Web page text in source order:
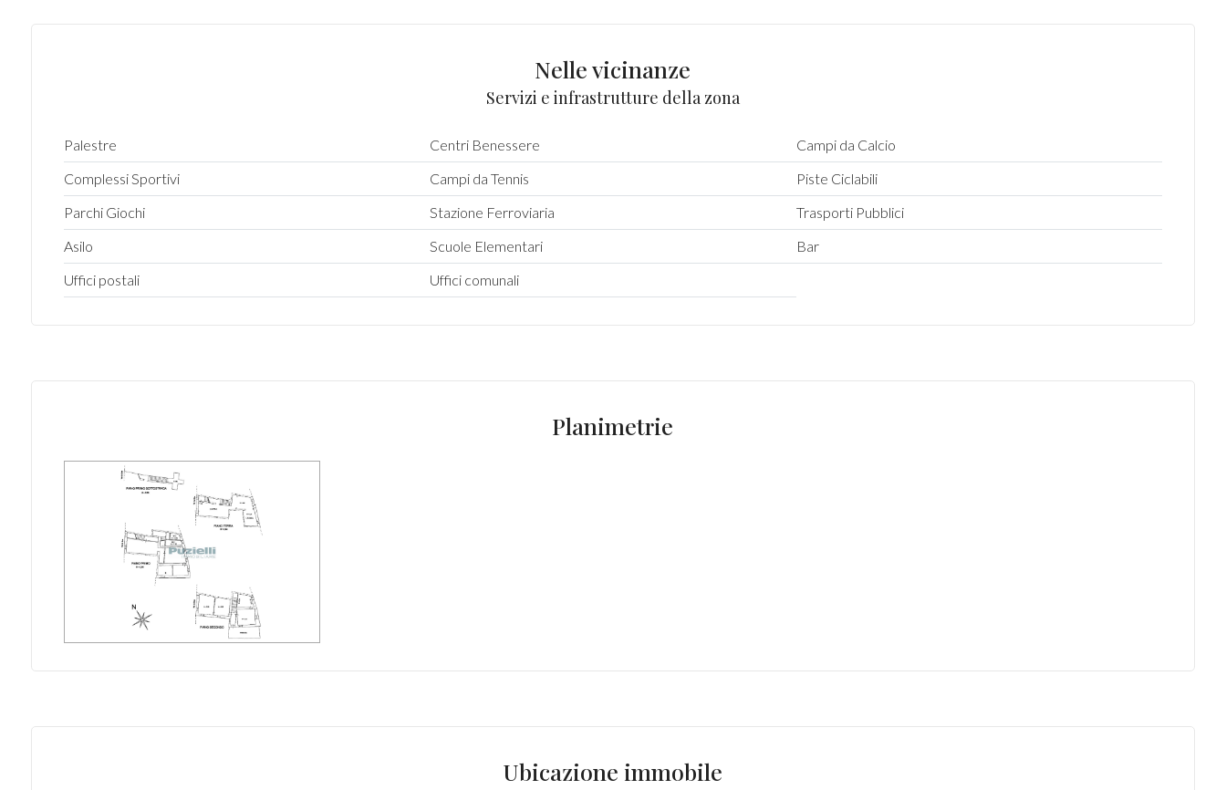
Nelle vicinanze
Servizi e infrastrutture della zona
Palestre Centri Benessere
Campi da Calcio
Complessi Sportivi
Campi da Tennis
Piste Ciclabili
Parchi Giochi
Stazione Ferroviaria
Trasporti Pubblici
Asilo
Scuole Elementari
Bar
Uffici postali
Uffici comunali
Planimetrie
Ubicazione immobile
opzioni
multiscelta
Giardino
Posto auto/Box
Nuova costruzione